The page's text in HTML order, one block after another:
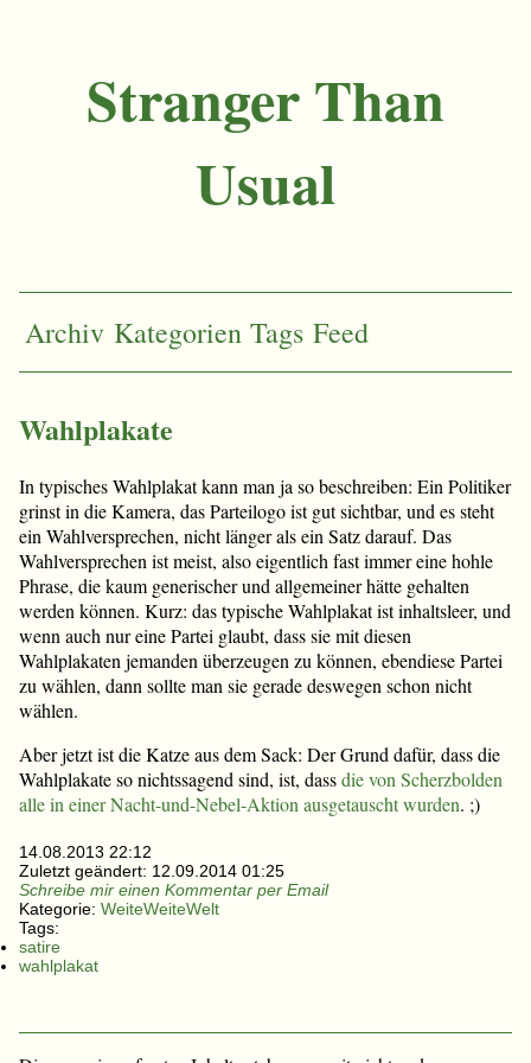
Stranger Than
Usual
Archiv Kategorien Tags Feed
Wahlplakate
In typisches Wahlplakat kann man ja so beschreiben: Ein Politiker
grinst in die Kamera, das Parteilogo ist gut sichtbar, und es steht
ein Wahlversprechen, nicht länger als ein Satz darauf. Das
Wahlversprechen ist meist, also eigentlich fast immer eine hohle
Phrase, die kaum generischer und allgemeiner hätte gehalten
werden können. Kurz: das typische Wahlplakat ist inhaltsleer, und
wenn auch nur eine Partei glaubt, dass sie mit diesen
Wahlplakaten jemanden überzeugen zu können, ebendiese Partei
zu wählen, dann sollte man sie gerade deswegen schon nicht
wählen.
Aber jetzt ist die Katze aus dem Sack: Der Grund dafür, dass die
Wahlplakate so nichtssagend sind, ist, dassdie von Scherzbolden
alle in einer Nacht-und-Nebel-Aktion ausgetauscht wurden. ;)
14.08.2013 22:12
Zuletzt geändert: 12.09.2014 01:25
Schreibe mir einen Kommentar per Email
Kategorie: WeiteWeiteWelt
Tags:
satire
wahlplakat